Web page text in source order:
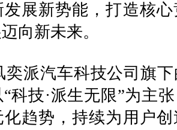
展新势能，打造核
向新未来。
派汽车科技公司旗下
科技·派生无限”为主
化趋势，持续为用户